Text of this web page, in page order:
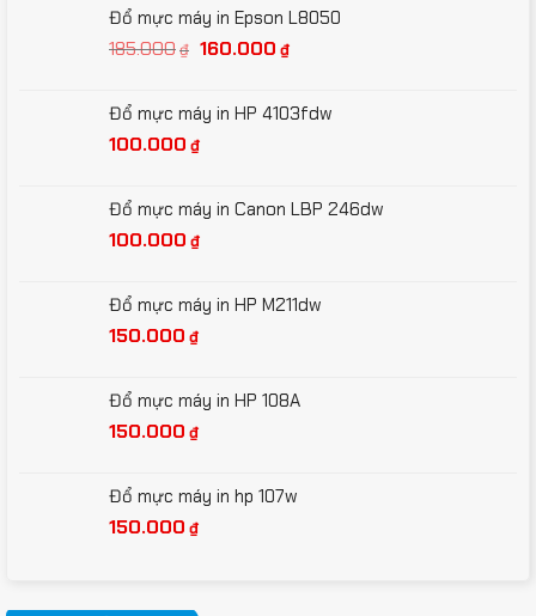
Đổ mực máy in Epson L8050
185.000₫ Giá
185.000₫.
160.000 ₫Giá
là:
Đổ mực máy in HP 4103fdw
100.000 ₫
Đổ mực máy in Canon LBP 246dw
100.000 ₫
Đổ mực máy in HP M211dw
150.000 ₫
Đổ mực máy in HP 108A
150.000 ₫
Đổ mực máy in hp 107w
150.000 ₫